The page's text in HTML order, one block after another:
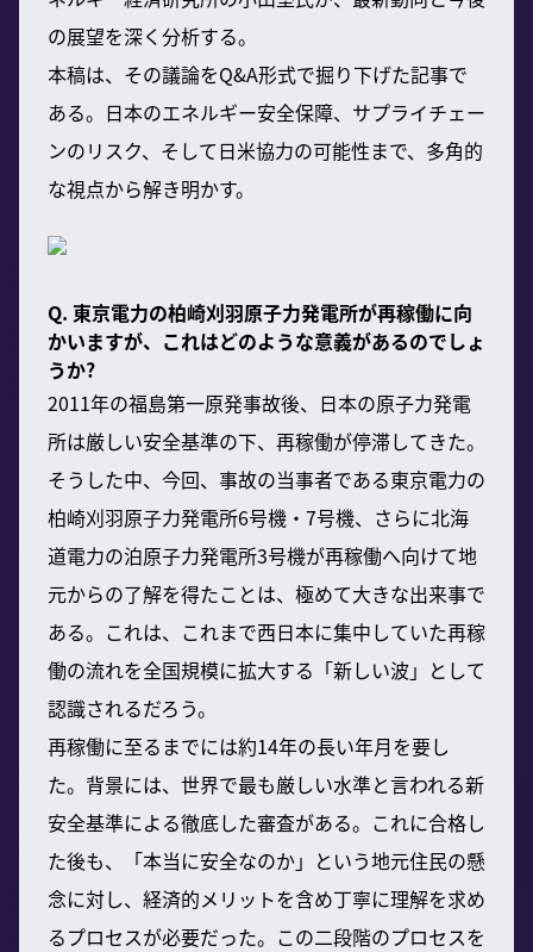
の展望を深く分析する。
本稿は、その議論をQ&A形式で掘り下げた記事で
ある。日本のエネルギー安全保障、サプライチェー
ンのリスク、そして日米協力の可能性まで、多角的
な視点から解き明かす。
Q. 東京電力の柏崎刈羽原子力発電所が再稼働に向
かいますが、これはどのような意義があるのでしょ
うか?
2011年の福島第一原発事故後、日本の原子力発電
所は厳しい安全基準の下、再稼働が停滞してきた。
そうした中、今回、事故の当事者である東京電力の
柏崎刈羽原子力発電所6号機・7号機、さらに北海
道電力の泊原子力発電所3号機が再稼働へ向けて地
元からの了解を得たことは、極めて大きな出来事で
ある。これは、これまで西日本に集中していた再稼
働の流れを全国規模に拡大する「新しい波」として
認識されるだろう。
再稼働に至るまでには約14年の長い年月を要し
た。背景には、世界で最も厳しい水準と言われる新
安全基準による徹底した審査がある。これに合格し
た後も、「本当に安全なのか」という地元住民の懸
念に対し、経済的メリットを含め丁寧に理解を求め
るプロセスが必要だった。この二段階のプロセスを